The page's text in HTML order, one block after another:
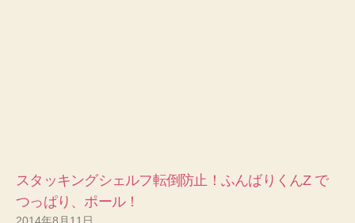
スタッキングシェルフ転倒防止！ふんばりくんZ で
つっぱり、ポール！